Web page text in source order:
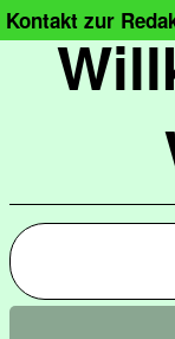
Kontakt zur